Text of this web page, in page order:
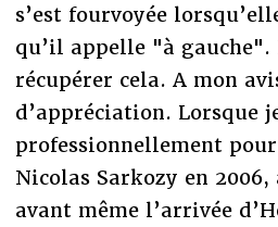
s’est fourvoyée
qu’il appelle "à
récupérer cela. A mon
d’appréciation. Lorsque
professionnellement
Nicolas Sarkozy en
avant même l’arrivée